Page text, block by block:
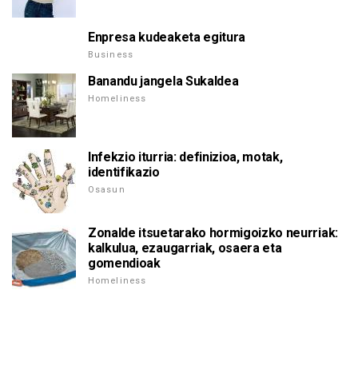
Enpresa kudeaketa egitura
Business
Banandu jangela Sukaldea
Homeliness
Infekzio iturria: definizioa, motak,
identifikazio
Osasun
Zonalde itsuetarako hormigoizko neurriak:
kalkulua, ezaugarriak, osaera eta
gomendioak
Homeliness